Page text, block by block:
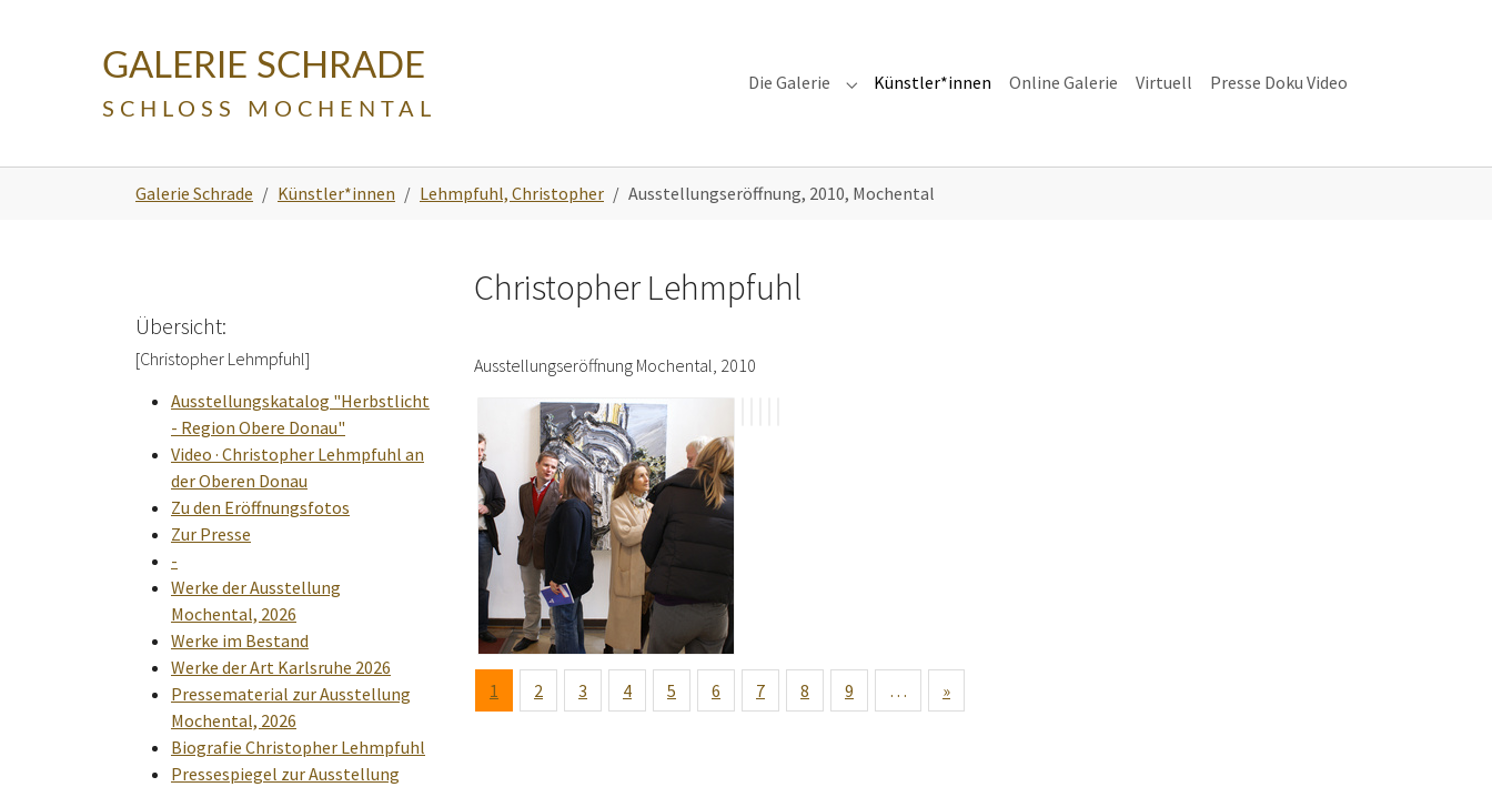
GALERIE SCHRADE
SCHLOSS MOCHENTAL
Die Galerie Submenu for "Die Galerie"
Künstler*innen Online Galerie Virtuell Presse Doku Video
Galerie Schrade Künstler*innen Lehmpfuhl, Christopher Ausstellungseröffnung, 2010, Mochental
Christopher Lehmpfuhl
Ausstellungseröffnung Mochental, 2010
1 2 3 4 5 6 7 8 9 … »
Übersicht:
[Christopher Lehmpfuhl]
Ausstellungskatalog "Herbstlicht
- Region Obere Donau"
Video · Christopher Lehmpfuhl an
der Oberen Donau
Zu den Eröffnungsfotos
Zur Presse
-
Werke der Ausstellung
Mochental, 2026
Werke im Bestand
Werke der Art Karlsruhe 2026
Pressematerial zur Ausstellung
Mochental, 2026
Biografie Christopher Lehmpfuhl
Pressespiegel zur Ausstellung